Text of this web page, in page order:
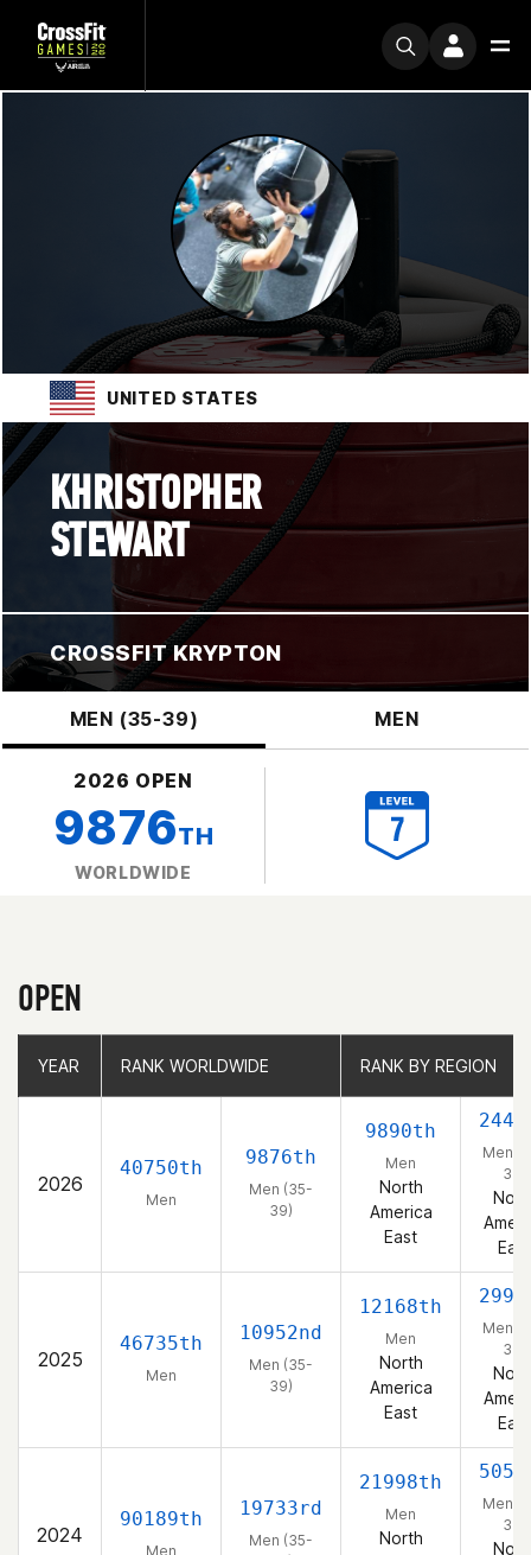
UNITED STATES
KHRISTOPHER
STEWART
CROSSFIT KRYPTON
MEN (35-39) MEN
2026 OPEN
9876TH
WORLDWIDE
OPEN
YEAR RANK WORLDWIDE RANK BY REGION
2026
40750th
Men
9876th
Men (35-
39)
9890th
Men
North
America
East
Men
39)
East
2025
46735th
Men
10952nd
Men (35-
39)
12168th
Men
North
America
East
Men
39)
East
2024
90189th
Men
19733rd
Men (35-
21998th
Men
North
Men
39)
YEAR RANK WORLDWIDE RANK BY REGION